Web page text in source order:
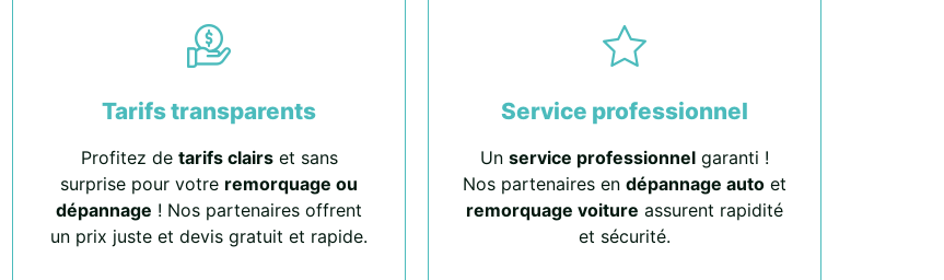
Tarifs transparents
Profitez de tarifs clairset sans
surprise pour votre remorquage ou
dépannage ! Nos partenaires offrent
un prix juste et devis gratuit et rapide.
Service professionnel
Un service professionnel garanti !
Nos partenaires en dépannage auto et
remorquage voiture assurent rapidité
et sécurité.